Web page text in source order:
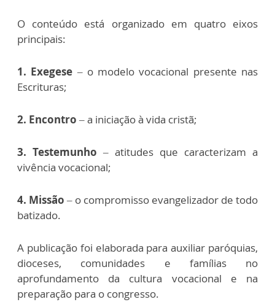
O conteúdo está organizado em quatro eixos
principais:
1. Exegese – o modelo vocacional presente nas
Escrituras;
2. Encontro – a iniciação à vida cristã;
3. Testemunho – atitudes que caracterizam a
vivência vocacional;
4. Missão – o compromisso evangelizador de todo
batizado.
A publicação foi elaborada para auxiliar paróquias,
dioceses, comunidades e famílias no
aprofundamento da cultura vocacional e na
preparação para o congresso.